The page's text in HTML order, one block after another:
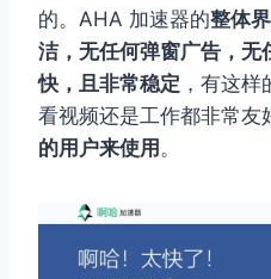
的。AHA 加速器的整体
洁，无任何弹窗广告，无
快，且非常稳定 ，有这
看视频还是工作都非常友
的用户来使用 。